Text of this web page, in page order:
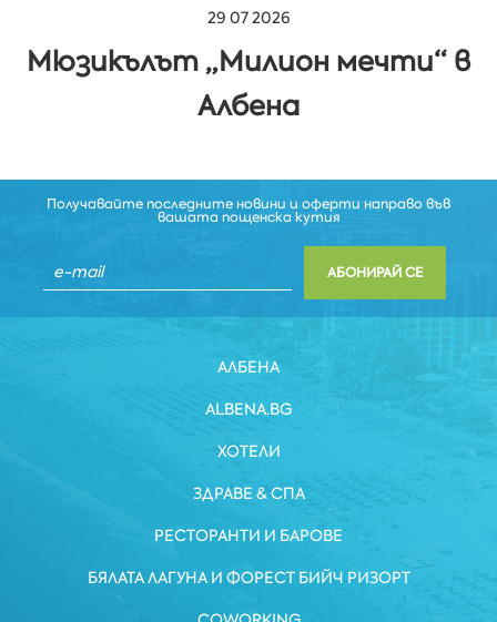
29 07 2026
Мюзикълът „Милион мечти“ в
Албена
Получавайте последните новини и оферти направо във
вашата пощенска кутия
АБОНИРАЙ СЕ
АЛБЕНА
ALBENA.BG
ХОТЕЛИ
ЗДРАВЕ & СПА
РЕСТОРАНТИ И БАРОВЕ
БЯЛАТА ЛАГУНА И ФОРЕСТ БИЙЧ РИЗОРТ